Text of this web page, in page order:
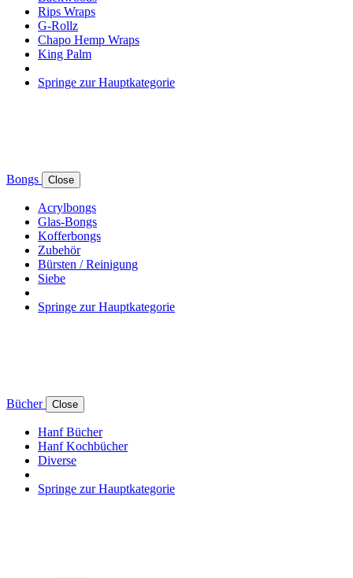
Rips Wraps
G-Rollz
Chapo Hemp Wraps
King Palm
Springe zur Hauptkategorie
Bongs Close
Acrylbongs
Glas-Bongs
Kofferbongs
Zubehör
Bürsten / Reinigung
Siebe
Springe zur Hauptkategorie
Bücher Close
Hanf Bücher
Hanf Kochbücher
Diverse
Springe zur Hauptkategorie